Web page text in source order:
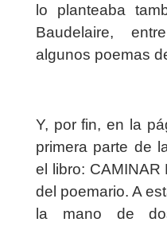
lo planteaba
Baudelaire,
algunos poemas
Y, por fin, en la
primera parte de
el libro: CAMINAR
del poemario. A
la mano de